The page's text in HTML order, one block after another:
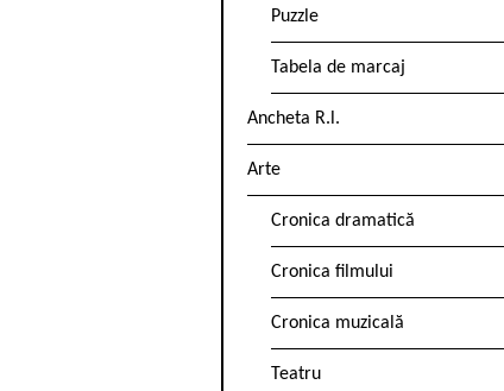
Puzzle
Tabela de marcaj
Ancheta R.l.
Arte
Cronica dramatică
Cronica filmului
Cronica muzicală
Teatru